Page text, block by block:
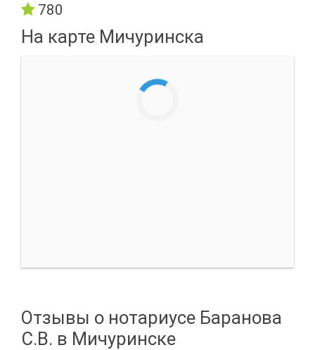
780
На карте Мичуринска
Отзывы о нотариусе Баранова
С.В. в Мичуринске